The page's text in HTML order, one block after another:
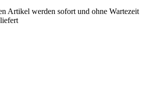
Artikel werden sofort und ohne Wartezeit